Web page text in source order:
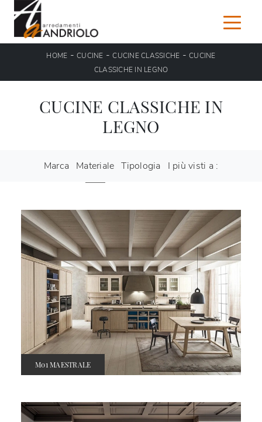
HOME -CUCINE -CUCINE CLASSICHE -CUCINE
CLASSICHE IN LEGNO
CUCINE CLASSICHE IN
LEGNO
Marca Materiale Tipologia I più visti a :
M01 MAESTRALE